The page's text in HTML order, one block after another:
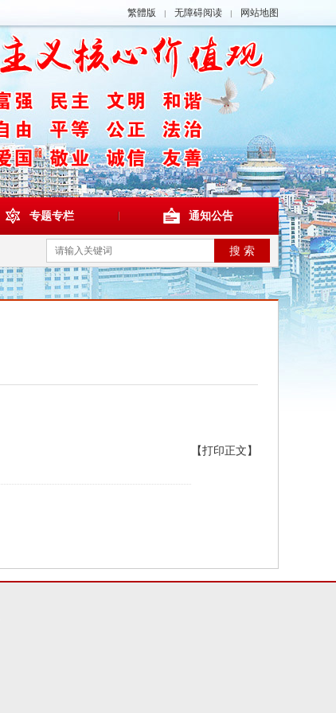
繁體版 | 无障碍阅读 | 网站地图
专题专栏 通知公告
搜 索
【打印正文】